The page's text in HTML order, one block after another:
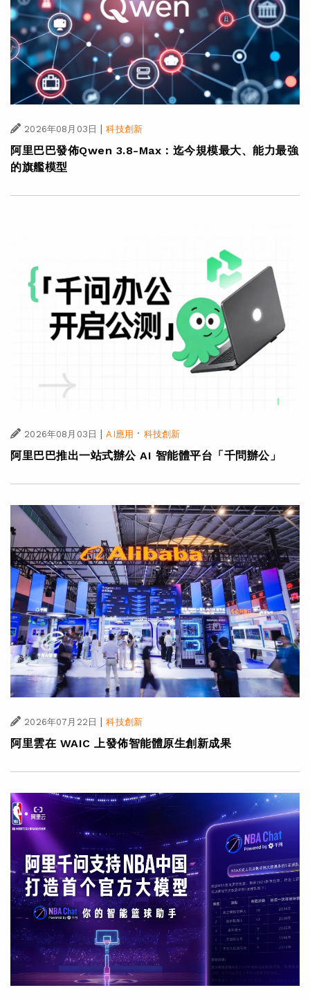
2026年08月03日 | 科技創新
阿里巴巴發佈Qwen 3.8-Max：迄今規模最大、能力最強
的旗艦模型
2026年08月03日 | AI應用 · 科技創新
阿里巴巴推出一站式辦公 AI 智能體平台「千問辦公」
2026年07月22日 | 科技創新
阿里雲在 WAIC 上發佈智能體原生創新成果